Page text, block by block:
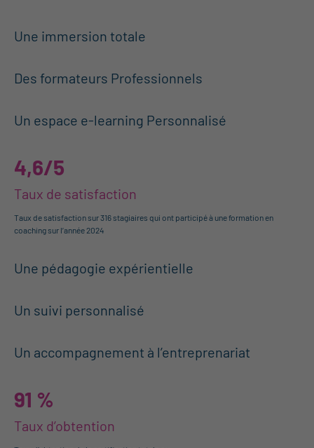
Une immersion totale
1
Des formateurs Professionnels
2
Un espace e-learning Personnalisé
3
4,6/5
Taux de satisfaction
Taux de satisfaction sur 316 stagiaires qui ont participé à une formation en
coaching sur l’année 2024
Une pédagogie expérientielle
4
Un suivi personnalisé
5
Un accompagnement à l’entreprenariat
6
91 %
Taux d’obtention